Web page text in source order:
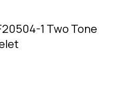
1 Two Tone